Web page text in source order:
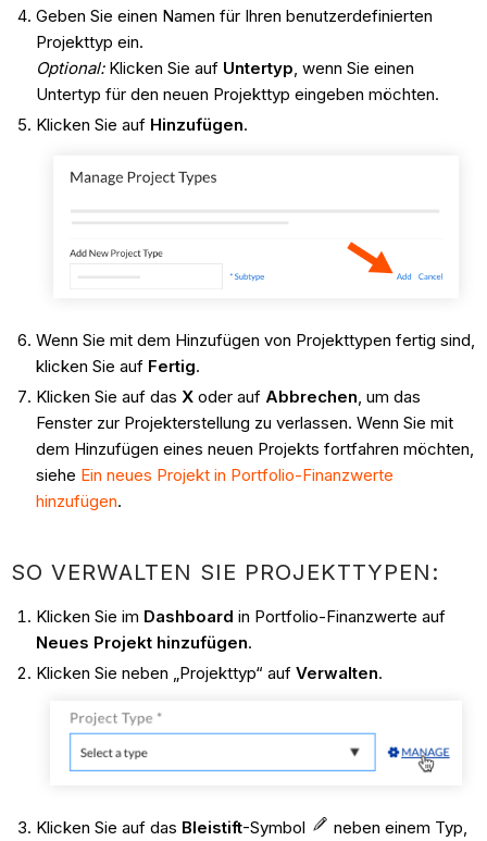
Geben Sie einen Namen für Ihren benutzerdefinierten
Projekttyp ein.
Optional: Klicken Sie auf Untertyp, wenn Sie einen
Untertyp für den neuen Projekttyp eingeben möchten.
Klicken Sie auf Hinzufügen.
Wenn Sie mit dem Hinzufügen von Projekttypen fertig sind,
klicken Sie auf Fertig.
Klicken Sie auf das Xoder auf Abbrechen, um das
Fenster zur Projekterstellung zu verlassen. Wenn Sie mit
dem Hinzufügen eines neuen Projekts fortfahren möchten,
siehe Ein neues Projekt in Portfolio-Finanzwerte
hinzufügen.
SO VERWALTEN SIE PROJEKTTYPEN:
Klicken Sie im Dashboard in Portfolio-Finanzwerte auf
Neues Projekt hinzufügen.
Klicken Sie neben „Projekttyp“ auf Verwalten.
Klicken Sie auf das Bleistift-Symbol
neben einem Typ,